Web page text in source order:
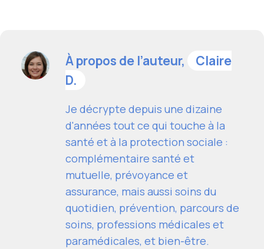
À propos de l’auteur,
Claire
D.
Je décrypte depuis une dizaine
d'années tout ce qui touche à la
santé et à la protection sociale :
complémentaire santé et
mutuelle, prévoyance et
assurance, mais aussi soins du
quotidien, prévention, parcours de
soins, professions médicales et
paramédicales, et bien-être.